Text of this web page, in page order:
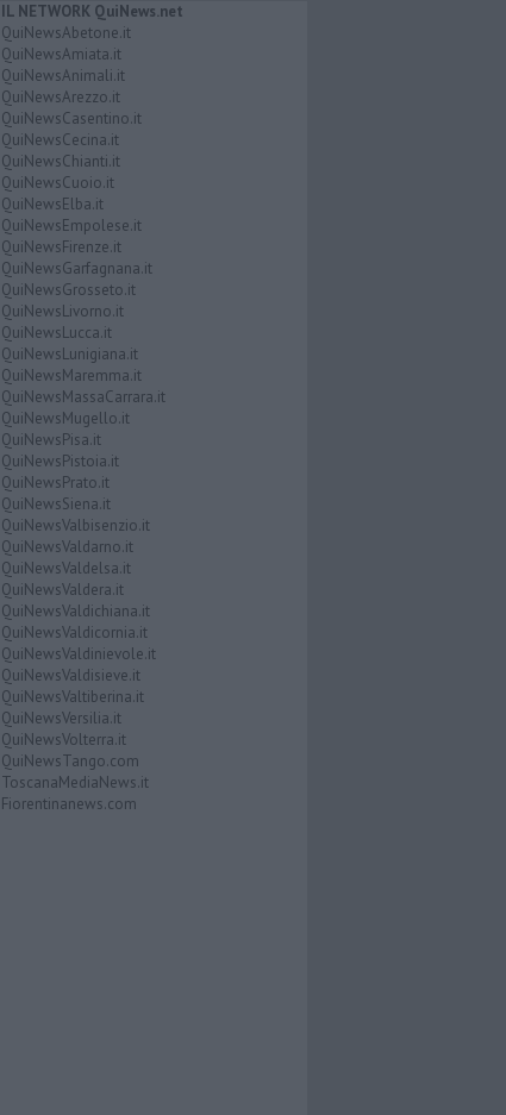
IL NETWORK QuiNews.net
QuiNewsAbetone.it
QuiNewsAmiata.it
QuiNewsAnimali.it
QuiNewsArezzo.it
QuiNewsCasentino.it
QuiNewsCecina.it
QuiNewsChianti.it
QuiNewsCuoio.it
QuiNewsElba.it
QuiNewsEmpolese.it
QuiNewsFirenze.it
QuiNewsGarfagnana.it
QuiNewsGrosseto.it
QuiNewsLivorno.it
QuiNewsLucca.it
QuiNewsLunigiana.it
QuiNewsMaremma.it
QuiNewsMassaCarrara.it
QuiNewsMugello.it
QuiNewsPisa.it
QuiNewsPistoia.it
QuiNewsPrato.it
QuiNewsSiena.it
QuiNewsValbisenzio.it
QuiNewsValdarno.it
QuiNewsValdelsa.it
QuiNewsValdera.it
QuiNewsValdichiana.it
QuiNewsValdicornia.it
QuiNewsValdinievole.it
QuiNewsValdisieve.it
QuiNewsValtiberina.it
QuiNewsVersilia.it
QuiNewsVolterra.it
QuiNewsTango.com
ToscanaMediaNews.it
Fiorentinanews.com